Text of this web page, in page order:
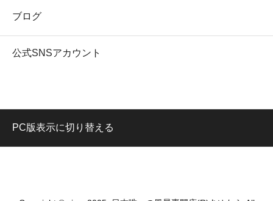
ブログ
公式SNSアカウント
PC版表示に切り替える